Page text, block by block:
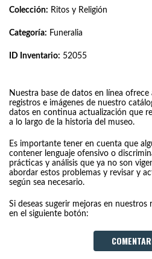
Colección: Ritos y Religión
Categoría: Funeralia
ID Inventario: 52055
Nuestra base de datos en línea ofrece
registros e imágenes de nuestro
datos en continua actualización que
a lo largo de la historia del museo.
Es importante tener en cuenta que
contener lenguaje ofensivo o
prácticas y análisis que ya no son
abordar estos problemas y revisar y
según sea necesario.
Si deseas sugerir mejoras en nuestros
en el siguiente botón: